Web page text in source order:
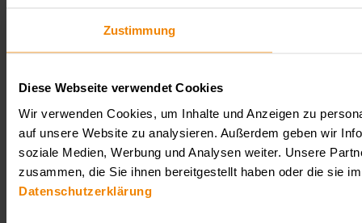
Zustimmung
Diese Webseite verwendet Cookies
Wir verwenden Cookies, um Inhalte und Anzeigen zu
auf unsere Website zu analysieren. Außerdem geben wir
soziale Medien, Werbung und Analysen weiter. Unsere
zusammen, die Sie ihnen bereitgestellt haben oder die sie
Datenschutzerklärung